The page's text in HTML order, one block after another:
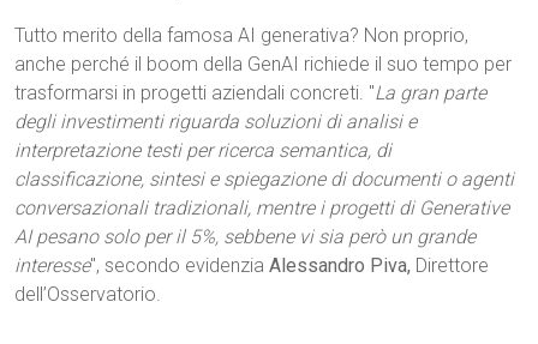
Tutto merito della famosa AI generativa? Non proprio,
anche perché il boom della GenAI richiede il suo tempo per
trasformarsi in progetti aziendali concreti. "La gran parte
degli investimenti riguarda soluzioni di analisi e
interpretazione testi per ricerca semantica, di
classificazione, sintesi e spiegazione di documenti o agenti
conversazionali tradizionali, mentre i progetti di Generative
AI pesano solo per il 5%, sebbene vi sia però un grande
interesse", secondo evidenzia Alessandro Piva, Direttore
dell’Osservatorio.